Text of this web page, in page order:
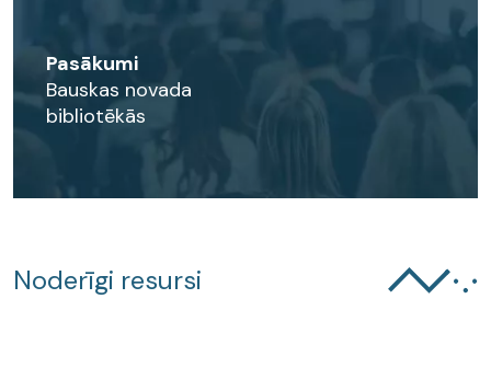
Pasākumi
Bauskas novada
bibliotēkās
Noderīgi resursi